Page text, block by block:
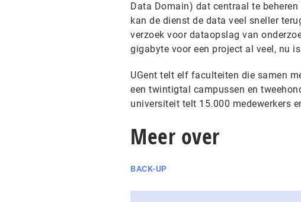
Data Domain) dat centraal te
kan de dienst de data veel sneller
verzoek voor dataopslag van
gigabyte voor een project al veel, nu
UGent telt elf faculteiten die samen
een twintigtal campussen en
universiteit telt 15.000 medewerkers
Meer over
BACK-UP